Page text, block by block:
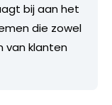
bij aan het
die zowel
van klanten